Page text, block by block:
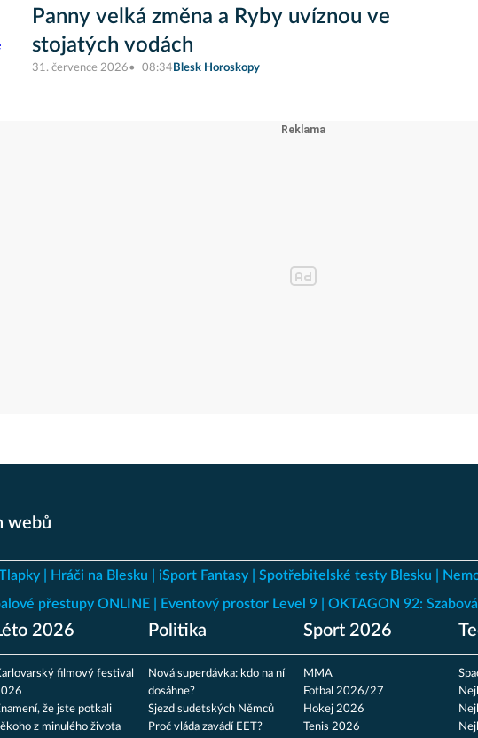
Panny velká změna a Ryby uvíznou ve
stojatých vodách
31. července 2026 08:34 Blesk Horoskopy
webů
Hráči na Blesku iSport Fantasy Spotřebitelské testy Blesku
přestupy ONLINE Eventový prostor Level 9 OKTAGON 92:
2026
filmový festival
že jste potkali
z minulého života
Politika
Nová superdávka: kdo na ní
dosáhne?
Sjezd sudetských Němců
Proč vláda zavádí EET?
Sport 2026
MMA
Fotbal 2026/27
Hokej 2026
Tenis 2026